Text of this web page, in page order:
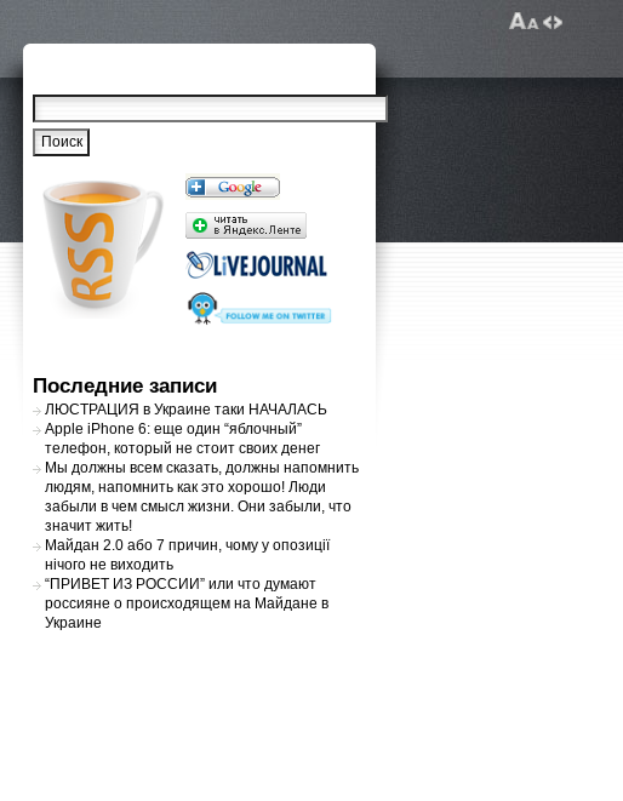
Последние записи
ЛЮСТРАЦИЯ в Украине таки НАЧАЛАСЬ
Apple iPhone 6: еще один “яблочный”
телефон, который не стоит своих денег
Мы должны всем сказать, должны напомнить
людям, напомнить как это хорошо! Люди
забыли в чем смысл жизни. Они забыли, что
значит жить!
Майдан 2.0 або 7 причин, чому у опозиції
нічого не виходить
“ПРИВЕТ ИЗ РОССИИ” или что думают
россияне о происходящем на Майдане в
Украине